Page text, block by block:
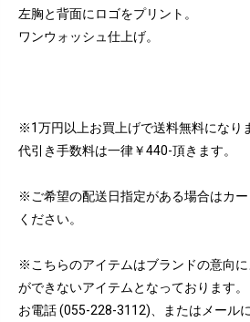
左胸と背面にロゴをプリント。
ワンウォッシュ仕上げ。
※1万円以上お買上げで送料無料になり
代引き手数料は一律￥440-頂きます。
※ご希望の配送日指定がある場合はカ
ください。
※こちらのアイテムはブランドの意向
ができないアイテムとなっております。
お電話 (055-228-3112)、またはメール